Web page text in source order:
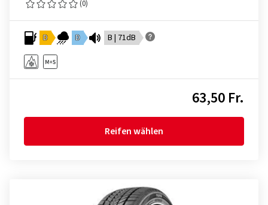
(0)
D D B | 71dB
63,50 Fr.
Reifen wählen